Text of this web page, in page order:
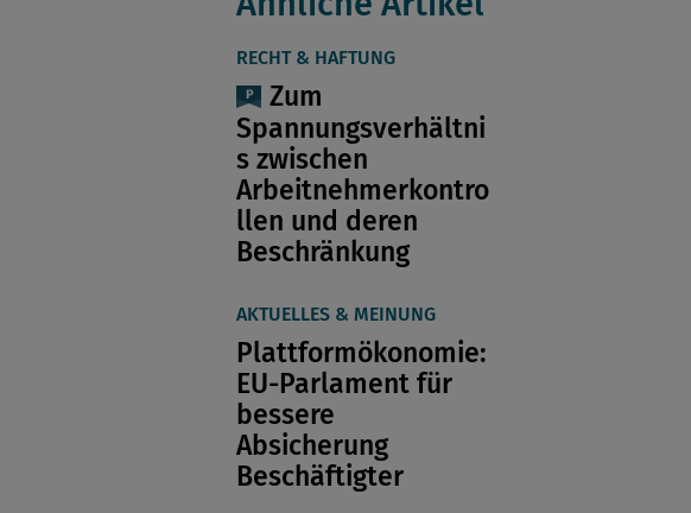
RECHT & HAFTUNG
Zum
Spannungsverhältni
s zwischen
Arbeitnehmerkontro
llen und deren
Beschränkung
AKTUELLES & MEINUNG
Plattformökonomie:
EU-Parlament für
bessere
Absicherung
Beschäftigter